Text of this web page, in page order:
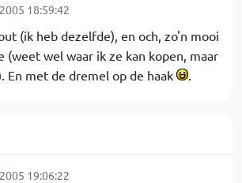
18:59:42
(ik heb dezelfde), en och, zo'n mooi
(weet wel waar ik ze kan kopen, maar
En met de dremel op de haak
.
19:06:22